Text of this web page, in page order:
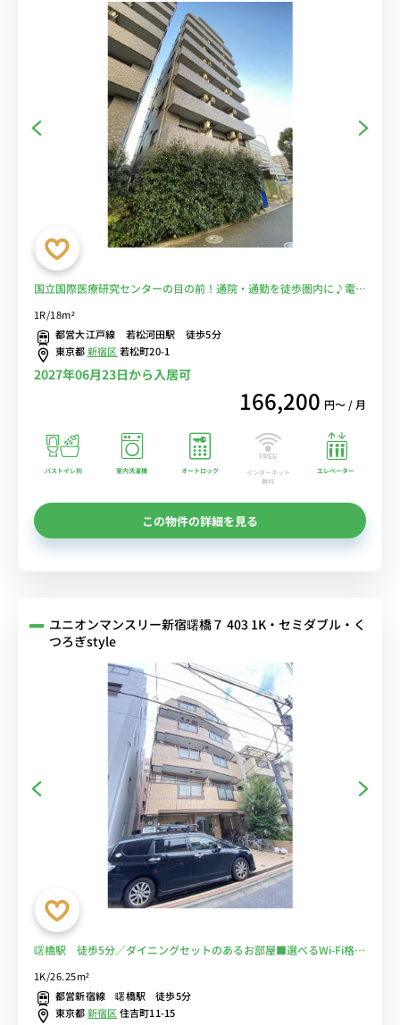
国立国際医療研究センターの目の前！通院・通勤を徒歩圏内に♪電車
1R/18m²
都営大江戸線 若松河田駅 徒歩5分
東京都新宿区若松町20-1
2027年06月23日から入居可
166,200 円〜 / 月
バストイレ別 室内洗濯機 オートロック
インターネット
無料
エレベーター
この物件の詳細を見る
ユニオンマンスリー新宿曙橋７ 403 1K・セミダブル・く
つろぎstyle
曙橋駅 徒歩5分／ダイニングセットのあるお部屋■選べるWi-Fi格安
1K/26.25m²
都営新宿線 曙橋駅 徒歩5分
東京都新宿区住吉町11-15